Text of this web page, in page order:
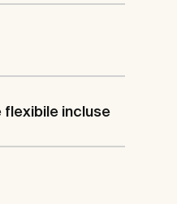
flexibile incluse